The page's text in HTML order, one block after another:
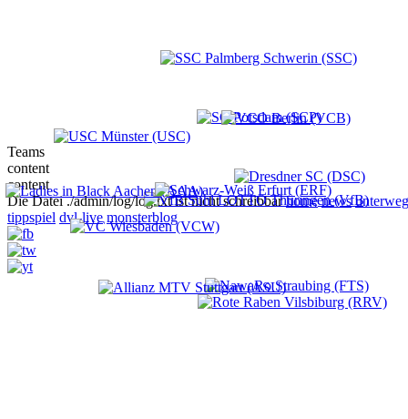
Teams
content
content
Die Datei ./admin/log/log.txt ist nicht schreibbarhome news
tippspiel dvl-live monsterblog